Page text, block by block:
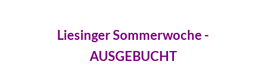
Liesinger Sommerwoche -
AUSGEBUCHT